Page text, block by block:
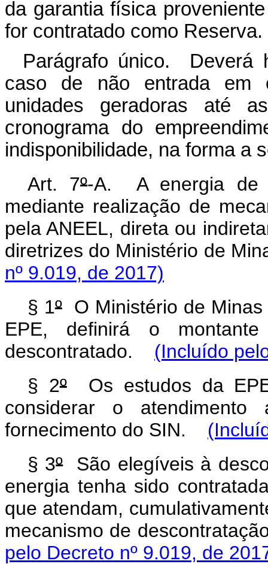
da garantia física
for contratado como Reserva.
Parágrafo único. Deverá
caso de não entrada em
unidades geradoras até
cronograma do
indisponibilidade, na forma a
Art. 7º-A. A energia de
mediante realização de
pela ANEEL, direta ou
diretrizes do Ministério de
nº 9.019, de 2017)
§ 1ºO Ministério de Minas
EPE, definirá o
descontratado. (Incluído
§ 2ºOs estudos da
considerar o
fornecimento do SIN.
§ 3ºSão elegíveis à
energia tenha sido
que atendam,
mecanismo de
pelo Decreto nº 9.019, de